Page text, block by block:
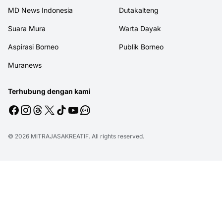
MD News Indonesia Dutakalteng
Suara Mura Warta Dayak
Aspirasi Borneo Publik Borneo
Muranews
Terhubung dengan kami
© 2026 MITRAJASAKREATIF. All rights reserved.